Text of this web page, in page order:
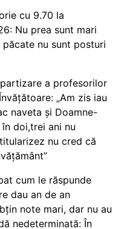
cu 9.70 la
Nu prea sunt mari
nu sunt posturi
a profesorilor
„Am zis iau
naveta și Doamne-
doi,trei ani nu
nu cred că
cum le răspunde
dau an de an
note mari, dar nu au
nedeterminată: În